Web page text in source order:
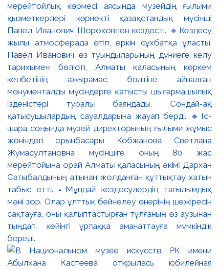
мерейтойлық көрмесі аясында музейдің ғылыми
қызметкерлері көрнекті қазақстандық мүсінші
Павел Иванович Шороховпен кездесті. 🔸Кездесу
жылы атмосферада өтіп, еркін сұхбатқа ұласты.
Павел Иванович өз туындыларының дүниеге келу
тарихымен бөлісіп, Алматы қаласының көркем
келбетінің ажырамас бөлігіне айналған
монументалды мүсіндерге қатысты шығармашылық
ізденістері туралы баяндады. Сондай-ақ
қатысушылардың сауалдарына жауап берді. 🔹Іс-
шара соңында музей директорының ғылыми жұмыс
жөніндегі орынбасары Кобжанова Светлана
Жумасултановна мүсіншіге оның 80 жас
мерейтойына орай Алматы қаласының әкімі Дархан
Сатыбалдының атынан жолданған құттықтау хатын
табыс етті. ▫️Мұндай кездесулердің тағылымдық
мәні зор. Олар ұлттық бейнелеу өнерінің шежіресін
сақтауға, оны қалыптастырған тұлғаның өз аузынан
тыңдап, кейінгі ұрпаққа аманаттауға мүмкіндік
береді.